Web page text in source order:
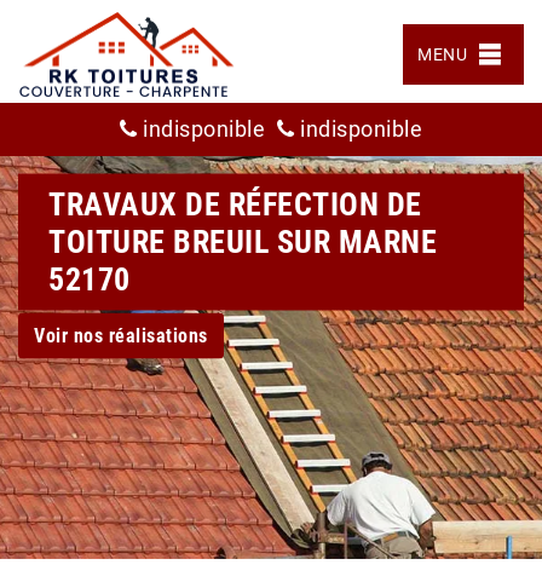
MENU
indisponible indisponible
TRAVAUX DE RÉFECTION DE
TOITURE BREUIL SUR MARNE
52170
Voir nos réalisations